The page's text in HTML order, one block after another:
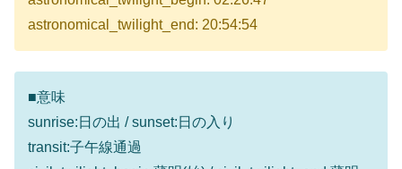
astronomical_twilight_end: 20:54:54
■意味
sunrise:日の出 / sunset:日の入り
transit:子午線通過